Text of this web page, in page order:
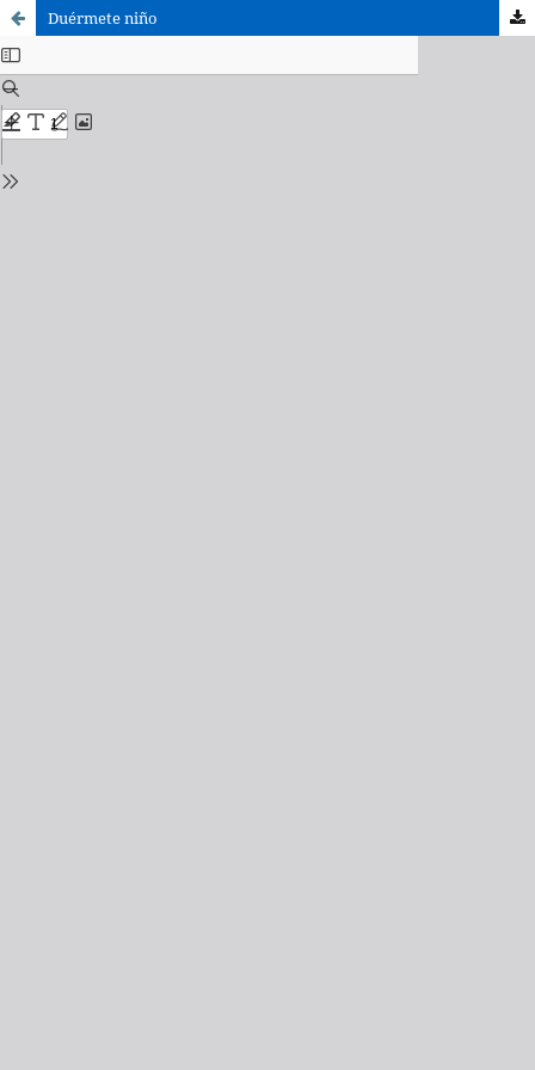
Duérmete niño